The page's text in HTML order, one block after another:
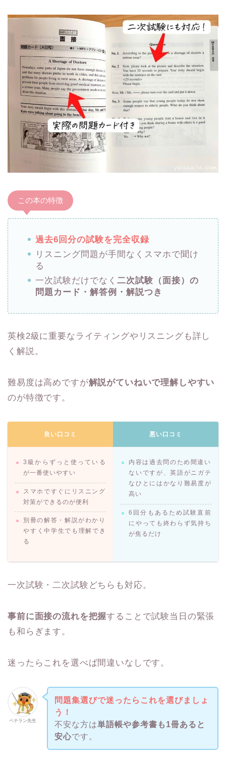
この本の特徴
過去6回分の試験を完全収録
リスニング問題が手間なくスマホで聞け
る
一次試験だけでなく 二次試験（面接）の
問題カード・解答例・解説つき
英検2級に重要なライティングやリスニングも詳し
く解説。
難易度は高めですが解説がていねいで理解しやすい
のが特徴です。
良い口コミ
3級からずっと使っている
が一番使いやすい
スマホですぐにリスニング
対策ができるのが便利
別冊の解答・解説がわかり
やすく中学生でも理解でき
る
悪い口コミ
内容は過去問のため間違い
ないですが、英語がニガテ
なひとにはかなり難易度が
高い
6回分もあるため試験直前
にやっても終わらず気持ち
が焦るだけ
一次試験・二次試験どちらも対応。
事前に面接の流れを把握することで試験当日の緊張
も和らぎます。
迷ったらこれを選べば間違いなしです。
ベテラン先生
問題集選びで迷ったらこれを選びましょ
う！
不安な方は単語帳や参考書も1冊あると
安心です。